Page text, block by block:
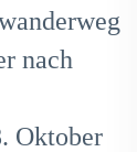
nach
Oktober